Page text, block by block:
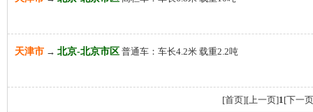
天津市 → 北京-北京市区 普通车：车长4.2米 载重2.2吨
[首页][上一页]1[下一